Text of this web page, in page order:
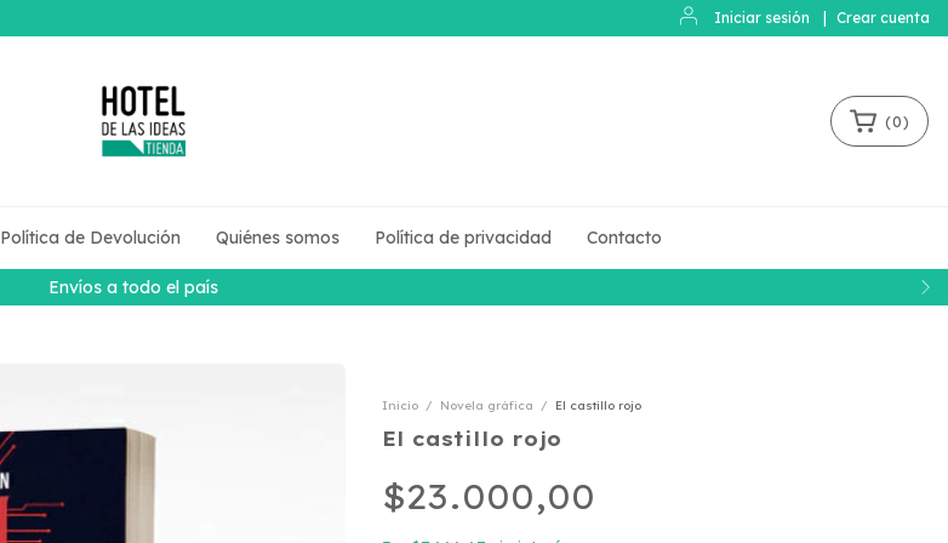
Iniciar sesión Crear cuenta
Envíos a todo el país
(0)
Política de Devolución Quiénes somos Política de privacidad Contacto
Inicio / Novela gráfica / El castillo rojo
El castillo rojo
$23.000,00